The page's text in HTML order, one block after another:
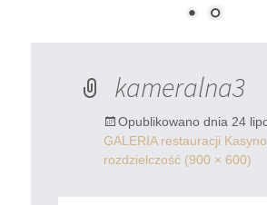
kameralna3
Opublikowano dnia 24
GALERIA restauracji Kasyno
rozdzielczość (900 × 600)